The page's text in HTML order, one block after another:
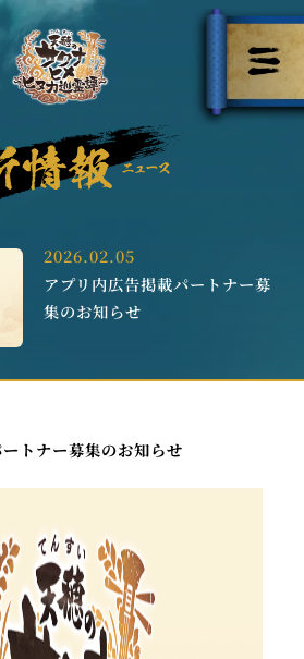
X
Y
o
2026.02.05
アプリ内広告掲載パートナー募
集のお知らせ
トナー募集のお知らせ